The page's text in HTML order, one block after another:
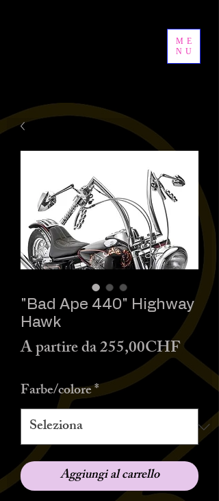
ME
NU
"Bad Ape 440" Highway
Hawk
A partire da255,00CHFPrezzo
Farbe/colore*
Aggiungi al carrello